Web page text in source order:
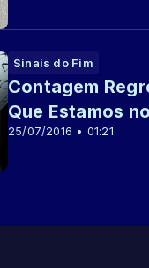
Sinais do Fim
25/07/2016 • 01:21
Contagem
Que Estamos